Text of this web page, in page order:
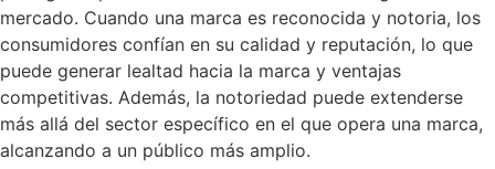
mercado. Cuando una marca es reconocida y notoria, los
consumidores confían en su calidad y reputación, lo que
puede generar lealtad hacia la marca y ventajas
competitivas. Además, la notoriedad puede extenderse
más allá del sector específico en el que opera una marca,
alcanzando a un público más amplio.